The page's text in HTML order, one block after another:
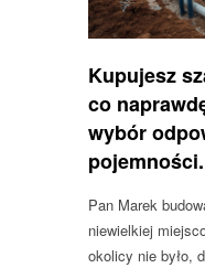
Kupujesz
co
wybór
pojemności.
Pan Marek
niewielkiej
okolicy nie było,